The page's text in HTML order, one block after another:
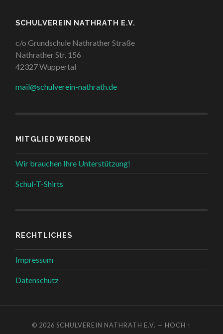
SCHULVEREIN NATHRATH E.V.
c/o Grundschule Nathrather Straße
Nathrather Str. 156
42327 Wuppertal
mail@schulverein-nathrath.de
MITGLIED WERDEN
Wir brauchen Ihre Unterstützung!
Schul-T-Shirts
RECHTLICHES
Impressum
Datenschutz
© 2026 SCHULVEREIN NATHRATH E.V. — HOCH ↑